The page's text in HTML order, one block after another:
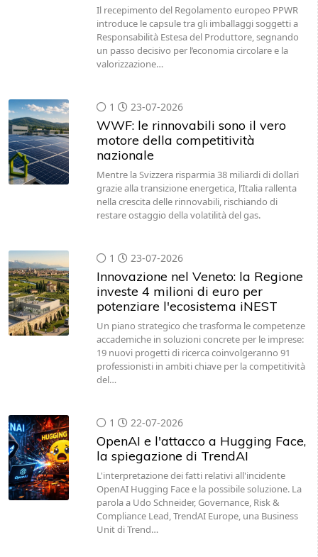
Il recepimento del Regolamento europeo PPWR
introduce le capsule tra gli imballaggi soggetti a
Responsabilità Estesa del Produttore, segnando
un passo decisivo per l’economia circolare e la
valorizzazione…
1 23-07-2026
WWF: le rinnovabili sono il vero
motore della competitività
nazionale
Mentre la Svizzera risparmia 38 miliardi di dollari
grazie alla transizione energetica, l’Italia rallenta
nella crescita delle rinnovabili, rischiando di
restare ostaggio della volatilità del gas.
1 23-07-2026
Innovazione nel Veneto: la Regione
investe 4 milioni di euro per
potenziare l'ecosistema iNEST
Un piano strategico che trasforma le competenze
accademiche in soluzioni concrete per le imprese:
19 nuovi progetti di ricerca coinvolgeranno 91
professionisti in ambiti chiave per la competitività
del…
1 22-07-2026
OpenAI e l'attacco a Hugging Face,
la spiegazione di TrendAI
L'interpretazione dei fatti relativi all'incidente
OpenAI Hugging Face e la possibile soluzione. La
parola a Udo Schneider, Governance, Risk &
Compliance Lead, TrendAI Europe, una Business
Unit di Trend…